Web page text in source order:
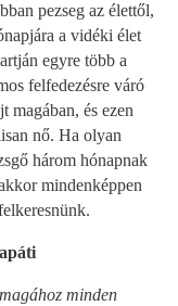
pezseg az élettől,
a vidéki élet
egyre több a
felfedezésre váró
magában, és ezen
nő. Ha olyan
három hónapnak
mindenképpen
minden